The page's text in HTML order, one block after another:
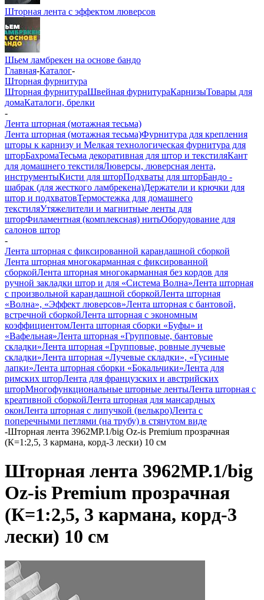
Шторная лента с эффектом люверсов
Шьем ламбрекен на основе бандо
Главная-Каталог-
Шторная фурнитура
Шторная фурнитураШвейная фурнитураКарнизыТовары для
домаКаталоги, брелки
-
Лента шторная (мотажная тесьма)
Лента шторная (мотажная тесьма)Фурнитура для крепления
шторы к карнизу и Мелкая технологическая фурнитура для
шторБахромаТесьма декоративная для штор и текстиляКант
для домашнего текстиляЛюверсы, люверсная лента,
инструментыКисти для шторПодхваты для шторБандо -
шабрак (для жесткого ламбрекена)Держатели и крючки для
штор и подхватовТермостежка для домашнего
текстиляУтяжелители и магнитные ленты для
шторФиламентная (комплексная) нитьОборудование для
салонов штор
-
Лента шторная с фиксированной карандашной сборкой
Лента шторная многокарманная с фиксированной
сборкойЛента шторная многокарманная без кордов для
ручной закладки штор и для «Система Волна»Лента шторная
с произвольной карандашной сборкойЛента шторная
«Волна», «Эффект люверсов»Лента шторная с бантовой,
встречной сборкойЛента шторная с экономным
коэффициентомЛента шторная сборки «Буфы» и
«Вафельная»Лента шторная «Групповые, бантовые
складки»Лента шторная «Групповые, ровные лучевые
складки»Лента шторная «Лучевые складки», «Гусиные
лапки»Лента шторная сборки «Бокальчики»Лента для
римских шторЛента для французских и австрийских
шторМногофункциональные шторные лентыЛента шторная с
креативной сборкойЛента шторная для мансардных
оконЛента шторная с липучкой (велькро)Лента с
поперечными петлями (на трубу) в стянутом виде
-Шторная лента 3962MP.1/big Oz-is Premium прозрачная
(К=1:2,5, 3 кармана, корд-3 лески) 10 см
Шторная лента 3962MP.1/big
Oz-is Premium прозрачная
(К=1:2,5, 3 кармана, корд-3
лески) 10 см